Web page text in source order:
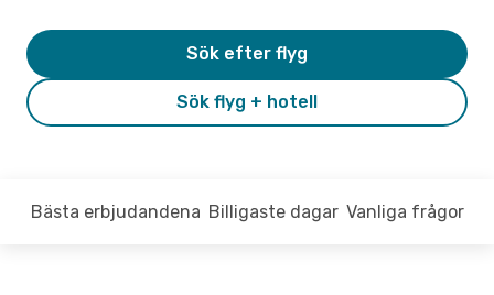
Sök flyg + hotell
Sök efter flyg
Bästa erbjudandena Billigaste dagar Vanliga frågor